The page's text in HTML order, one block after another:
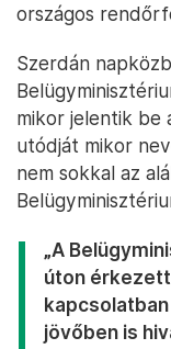
országos
Szerdán
mikor jelentik
utódját mikor
nem sokkal az
„A
úton
jövőben is